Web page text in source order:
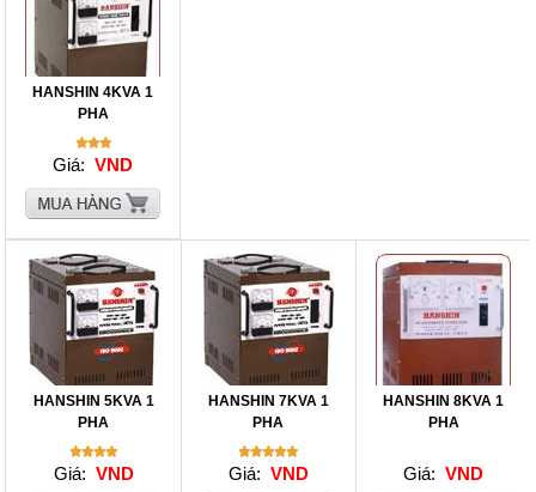
HANSHIN 4KVA 1
PHA
Giá: VND
HANSHIN 5KVA 1
PHA
Giá: VND
HANSHIN 7KVA 1
PHA
Giá: VND
HANSHIN 8KVA 1
PHA
Giá: VND